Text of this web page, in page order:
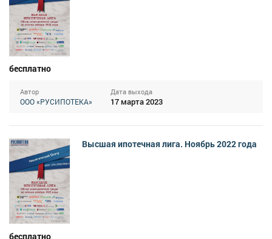
бесплатно
Автор
ООО «РУСИПОТЕКА»
Дата выхода
17 марта 2023
Высшая ипотечная лига. Ноябрь 2022 года
бесплатно